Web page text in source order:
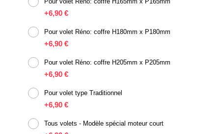
+6,90 €
Pour volet Réno: coffre H180mm x P180mm
+6,90 €
Pour volet Réno: coffre H205mm x P205mm
+6,90 €
Pour volet type Traditionnel
+6,90 €
Tous volets - Modèle spécial moteur court